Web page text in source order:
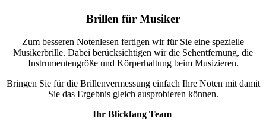
Brillen für Musiker
Zum besseren Notenlesen fertigen wir für Sie eine spezielle
Musikerbrille. Dabei berücksichtigen wir die Sehentfernung, die
Instrumentengröße und Körperhaltung beim Musizieren.
Bringen Sie für die Brillenvermessung einfach Ihre Noten mit damit
Sie das Ergebnis gleich ausprobieren können.
Ihr Blickfang Team